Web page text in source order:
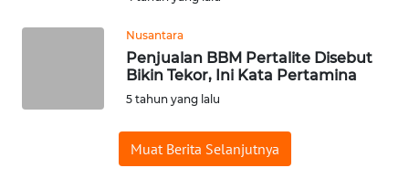
Nusantara
Penjualan BBM Pertalite Disebut
Bikin Tekor, Ini Kata Pertamina
5 tahun yang lalu
Muat Berita Selanjutnya
WN